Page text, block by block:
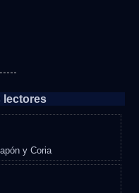
lectores
y Coria